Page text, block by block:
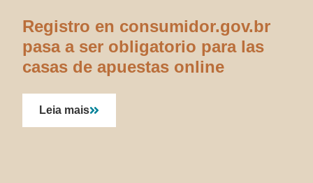
Registro en consumidor.gov.br
pasa a ser obligatorio para las
casas de apuestas online
Leia mais